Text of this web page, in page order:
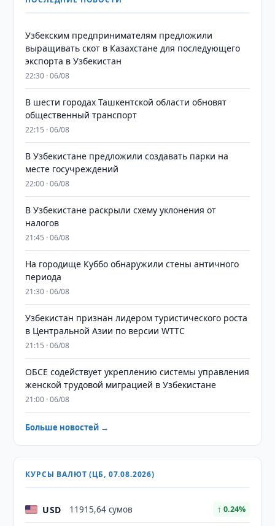
Узбекским предпринимателям предложили
выращивать скот в Казахстане для последующего
экспорта в Узбекистан
22:30 · 06/08
В шести городах Ташкентской области обновят
общественный транспорт
22:15 · 06/08
В Узбекистане предложили создавать парки на
месте госучреждений
22:00 · 06/08
В Узбекистане раскрыли схему уклонения от
налогов
21:45 · 06/08
На городище Куббо обнаружили стены античного
периода
21:30 · 06/08
Узбекистан признан лидером туристического роста
в Центральной Азии по версии WTTC
21:15 · 06/08
ОБСЕ содействует укреплению системы управления
женской трудовой миграцией в Узбекистане
21:00 · 06/08
Больше новостей →
КУРСЫ ВАЛЮТ (ЦБ, 07.08.2026)
USD 11915,64 сумов ↑ 0.24%